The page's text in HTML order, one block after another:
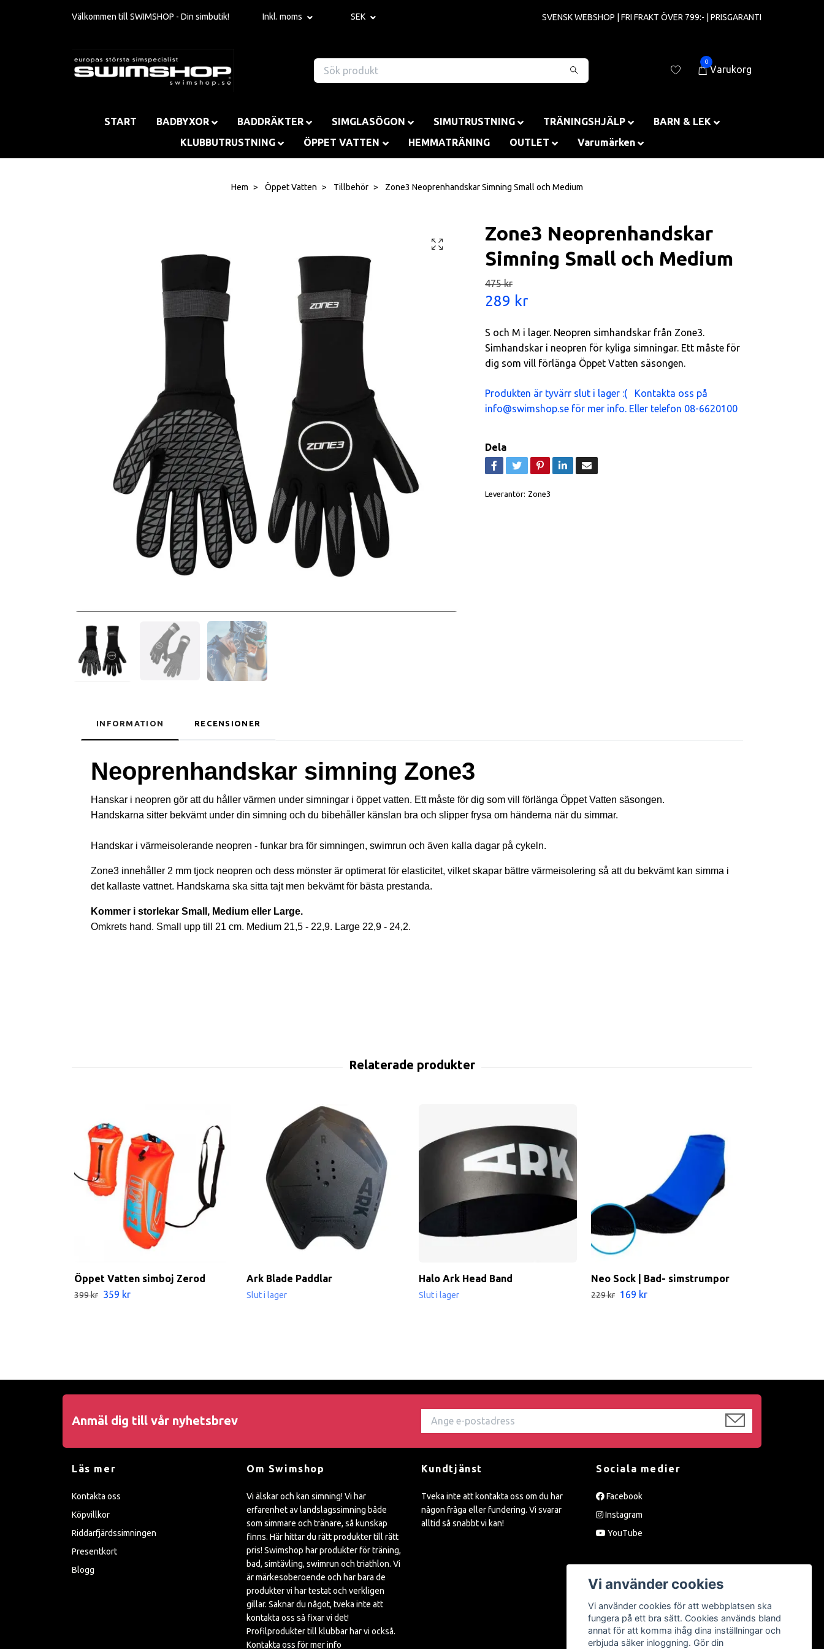
Välkommen till SWIMSHOP - Din simbutik! Inkl. moms SEK SVENSK WEBSHOP | FRI FRAKT ÖVER 799:- | PRISGARANTI
0
Varukorg
START BADBYXOR BADDRÄKTER SIMGLASÖGON SIMUTRUSTNING TRÄNINGSHJÄLP
BARN & LEK
KLUBBUTRUSTNING
ÖPPET VATTEN HEMMATRÄNING OUTLET Varumärken
Hem Öppet Vatten Tillbehör Zone3 Neoprenhandskar Simning Small och Medium
Zone3 Neoprenhandskar
Simning Small och Medium
475 kr
289 kr
S och M i lager. Neopren simhandskar från Zone3.
Simhandskar i neopren för kyliga simningar. Ett måste för
dig som vill förlänga Öppet Vatten säsongen.
Produkten är tyvärr slut i lager :( Kontakta oss på
info@swimshop.seför mer info. Eller telefon 08-6620100
Dela
Leverantör: Zone3
INFORMATION RECENSIONER
Neoprenhandskar simning Zone3
Hanskar i neopren gör att du håller värmen under simningar i öppet vatten. Ett måste för dig som vill förlänga Öppet Vatten säsongen.
Handskarna sitter bekvämt under din simning och du bibehåller känslan bra och slipper frysa om händerna när du simmar.
Handskar i värmeisolerande neopren - funkar bra för simningen, swimrun och även kalla dagar på cykeln.
Zone3 innehåller 2 mm tjock neopren och dess mönster är optimerat för elasticitet, vilket skapar bättre värmeisolering så att du bekvämt kan simma i
det kallaste vattnet. Handskarna ska sitta tajt men bekvämt för bästa prestanda.
Kommer i storlekar Small, Medium eller Large.
Omkrets hand. Small upp till 21 cm. Medium 21,5 - 22,9. Large 22,9 - 24,2.
Öppet Vatten simboj Zerod
399 kr 359 kr
Ark Blade Paddlar
Slut i lager
Halo Ark Head Band
Slut i lager
Neo Sock | Bad- simstrumpor
229 kr 169 kr
Anmäl dig till vår nyhetsbrev
Läs mer
Kontakta oss
Köpvillkor
Riddarfjärdssimningen
Presentkort
Blogg
Om Swimshop
Vi älskar och kan simning! Vi har
erfarenhet av landslagssimning både
som simmare och tränare, så kunskap
finns. Här hittar du rätt produkter till rätt
pris! Swimshop har produkter för träning,
bad, simtävling, swimrun och triathlon. Vi
är märkesoberoende och har bara de
produkter vi har testat och verkligen
gillar. Saknar du något, tveka inte att
kontakta oss så fixar vi det!
Profilprodukter till klubbar har vi också.
Kontakta oss för mer info
Kundtjänst
Tveka inte att kontakta oss om du har
någon fråga eller fundering. Vi svarar
alltid så snabbt vi kan!
Sociala medier
Facebook
Instagram
YouTube
Vi använder cookies
Vi använder cookies för att webbplatsen ska
fungera på ett bra sätt. Cookies används bland
annat för att komma ihåg dina inställningar och
erbjuda säker inloggning. Gör din